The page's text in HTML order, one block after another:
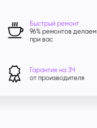
Быстрый ремонт
96% ремонтов делаем
при вас
Гарантия на ЗЧ
от производителя